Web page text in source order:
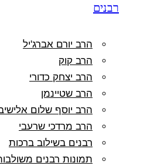
רבנים
הרב יורם אברג'יל
הרב קוק
הרב יצחק כדורי
הרב שטיינמן
הרב יוסף שלום
הרב מרדכי שרעבי
רבנים בשילוב ברכות
תמונות רבנים